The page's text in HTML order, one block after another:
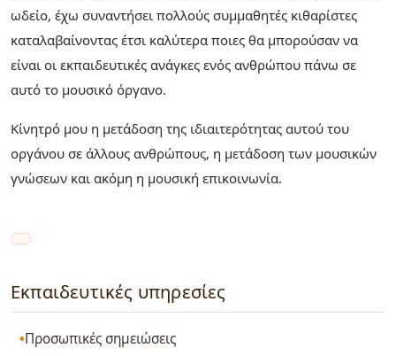
ωδείο, έχω συναντήσει πολλούς συμμαθητές κιθαρίστες
καταλαβαίνοντας έτσι καλύτερα ποιες θα μπορούσαν να
είναι οι εκπαιδευτικές ανάγκες ενός ανθρώπου πάνω σε
αυτό το μουσικό όργανο.
Κίνητρό μου η μετάδοση της ιδιαιτερότητας αυτού του
οργάνου σε άλλους ανθρώπους, η μετάδοση των μουσικών
γνώσεων και ακόμη η μουσική επικοινωνία.
Εκπαιδευτικές υπηρεσίες
Προσωπικές σημειώσεις